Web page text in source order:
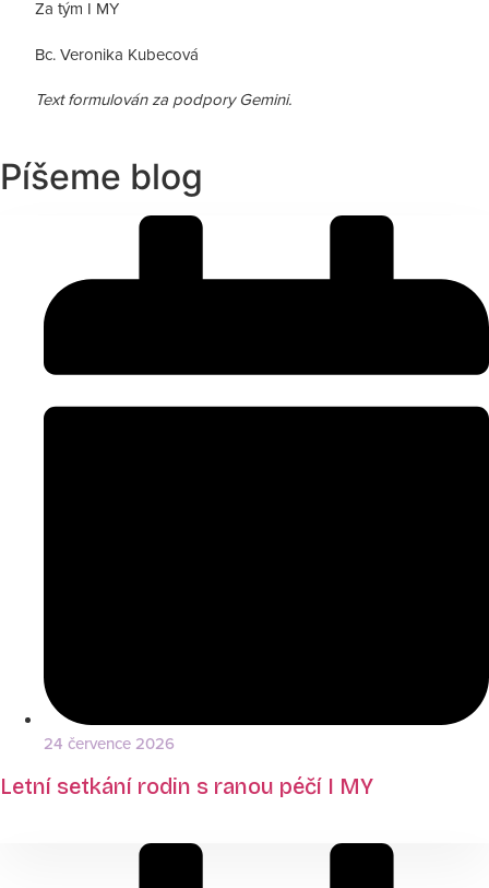
Za tým I MY
Bc. Veronika Kubecová
Text formulován za podpory Gemini.
Píšeme blog
24 července 2026
Letní setkání rodin s ranou péčí I MY